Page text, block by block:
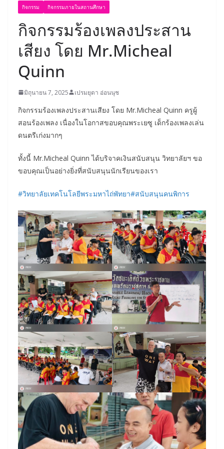
กิจกรรม กิจกรรมภายในสถานศึกษา
กิจกรรมร้องเพลงประสาน
เสียง โดย Mr.Micheal
Quinn
มิถุนายน 7, 2025 เปรมยุดา อ่อนนุช
กิจกรรมร้องเพลงประสานเสียง โดย Mr.Micheal Quinn ครูผู้
สอนร้องเพลง เนื่องในโอกาสขอบคุณพระเยซู เด็กร้องเพลงเล่น
ดนตรีเก่งมากๆ
ทั้งนี้ Mr.Micheal Quinnได้บริจาคเงินสนับสนุน วิทยาลัยฯ ขอ
ขอบคุณเป็นอย่างยิ่งที่สนับสนุนนักเรียนของเรา
#วิทยาลัยเทคโนโลยีพระมหาไถ่พัทยา#สนับสนุนคนพิการ